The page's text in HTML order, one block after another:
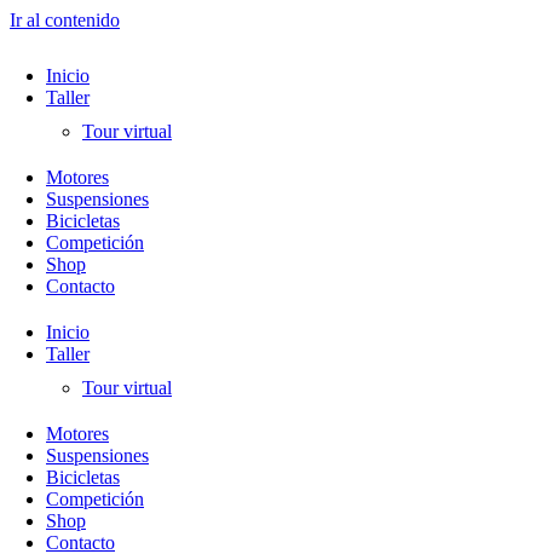
Ir al contenido
Inicio
Taller
Tour virtual
Motores
Suspensiones
Bicicletas
Competición
Shop
Contacto
Inicio
Taller
Tour virtual
Motores
Suspensiones
Bicicletas
Competición
Shop
Contacto